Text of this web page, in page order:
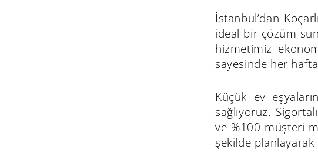
İstanbul’dan
ideal bir çözüm
hizmetimiz
sayesinde her
Küçük ev
sağlıyoruz.
ve %100 müşteri
şekilde planlayarak